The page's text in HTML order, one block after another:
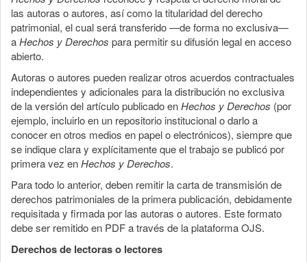
las autoras o autores, así como la titularidad del derecho
patrimonial, el cual será transferido —de forma no exclusiva—
aHechos y Derechos para permitir su difusión legal en acceso
abierto.
Autoras o autores pueden realizar otros acuerdos contractuales
independientes y adicionales para la distribución no exclusiva
de la versión del artículo publicado enHechos y Derechos (por
ejemplo, incluirlo en un repositorio institucional o darlo a
conocer en otros medios en papel o electrónicos), siempre que
se indique clara y explícitamente que el trabajo se publicó por
primera vez enHechos y Derechos.
Para todo lo anterior, deben remitir la carta de transmisión de
derechos patrimoniales de la primera publicación, debidamente
requisitada y firmada por las autoras o autores. Este formato
debe ser remitido en PDF a través de la plataforma OJS.
Derechos de lectoras o lectores